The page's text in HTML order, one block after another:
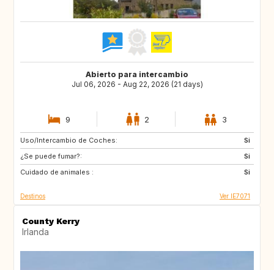
Abierto para intercambio
Jul 06, 2026 - Aug 22, 2026 (21 days)
9 2 3
Uso/Intercambio de Coches:
Si
¿Se puede fumar?:
Si
Cuidado de animales :
Si
ES
PT
FR
Destinos Ver IE7071
County Kerry
Irlanda